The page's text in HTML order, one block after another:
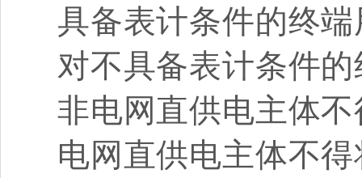
具备表计条件的终
对不具备表计条件
非电网直供电主体
电网直供电主体不